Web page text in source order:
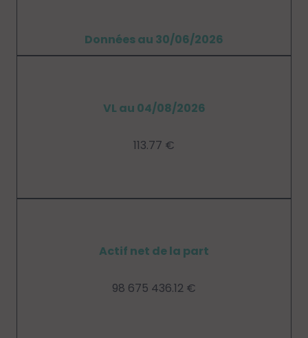
Données au 30/06/2026
VL au 04/08/2026
113.77 €
Actif net de la part
98 675 436.12 €